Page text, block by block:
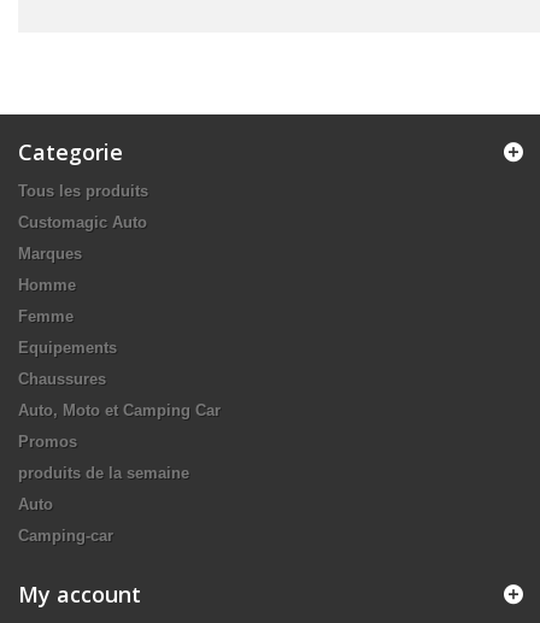
Categorie
Tous les produits
Customagic Auto
Marques
Homme
Femme
Equipements
Chaussures
Auto, Moto et Camping Car
Promos
produits de la semaine
Auto
Camping-car
My account